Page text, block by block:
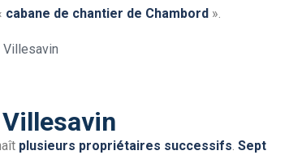
cabane de chantier de Chambord ».
plusieurs propriétaires successifs. Sept